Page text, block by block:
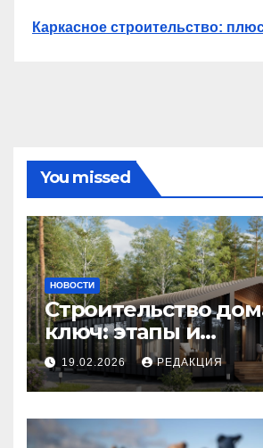
Каркасное строительство:
You missed
НОВОСТИ
Строительство
ключ: этапы и
планирование
19.02.2026 РЕДАКЦИЯ